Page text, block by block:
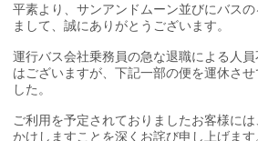
平素より、サンアンドムーン並びにバス
まして、誠にありがとうございます。
運行バス会社乗務員の急な退職による人
はございますが、下記一部の便を運休さ
した。
ご利用を予定されておりましたお客様に
かけしますことを深くお詫び申し上げます